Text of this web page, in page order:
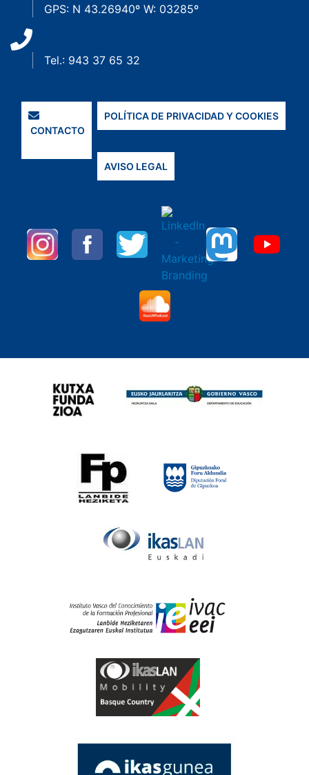
GPS: N 43.26940º W: 03285º
Tel.: 943 37 65 32
CONTACTO
POLÍTICA DE PRIVACIDAD Y COOKIES
AVISO LEGAL